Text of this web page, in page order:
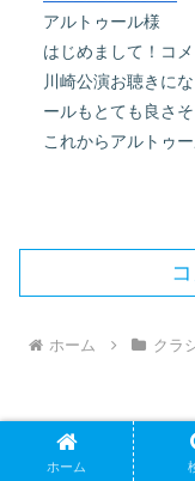
アルトゥール様
はじめまして！コ
川崎公演お聴きに
ールもとても良さ
これからアルトゥ
ホーム クラ
ホーム